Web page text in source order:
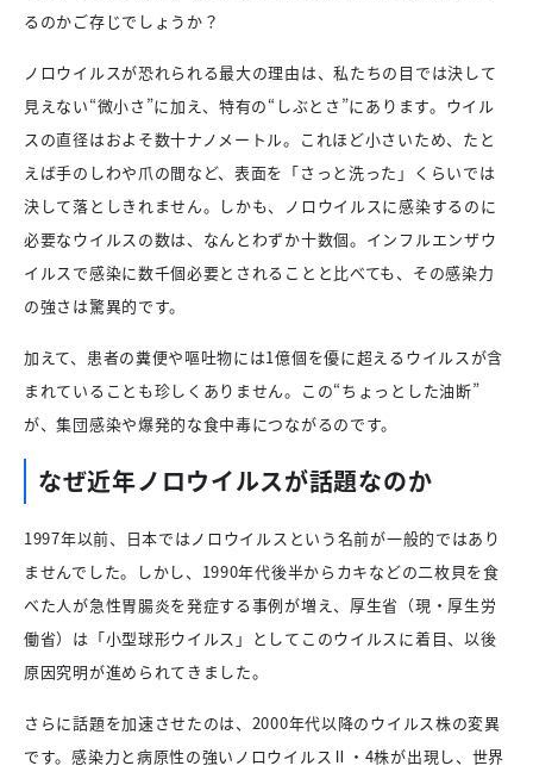
るのかご存じでしょうか？
ノロウイルスが恐れられる最大の理由は、私たちの目では決して
見えない“微小さ”に加え、特有の“しぶとさ”にあります。ウイル
スの直径はおよそ数十ナノメートル。これほど小さいため、たと
えば手のしわや爪の間など、表面を「さっと洗った」くらいでは
決して落としきれません。しかも、ノロウイルスに感染するのに
必要なウイルスの数は、なんとわずか十数個。インフルエンザウ
イルスで感染に数千個必要とされることと比べても、その感染力
の強さは驚異的です。
加えて、患者の糞便や嘔吐物には1億個を優に超えるウイルスが含
まれていることも珍しくありません。この“ちょっとした油断”
が、集団感染や爆発的な食中毒につながるのです。
なぜ近年ノロウイルスが話題なのか
1997年以前、日本ではノロウイルスという名前が一般的ではあり
ませんでした。しかし、1990年代後半からカキなどの二枚貝を食
べた人が急性胃腸炎を発症する事例が増え、厚生省（現・厚生労
働省）は「小型球形ウイルス」としてこのウイルスに着目、以後
原因究明が進められてきました。
さらに話題を加速させたのは、2000年代以降のウイルス株の変異
です。感染力と病原性の強いノロウイルスⅡ・4株が出現し、世界